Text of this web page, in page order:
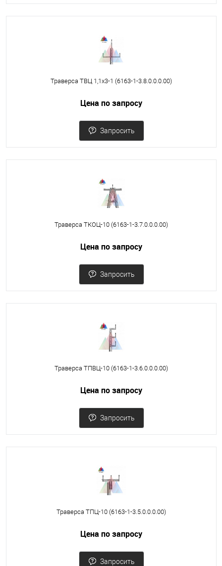
Траверса ТВЦ 1,1х3-1 (6163-1-3.8.0.0.0.00)
Цена по запросу
Запросить
Траверса ТКОЦ-10 (6163-1-3.7.0.0.0.00)
Цена по запросу
Запросить
Траверса ТПВЦ-10 (6163-1-3.6.0.0.0.00)
Цена по запросу
Запросить
Траверса ТПЦ-10 (6163-1-3.5.0.0.0.00)
Цена по запросу
Запросить